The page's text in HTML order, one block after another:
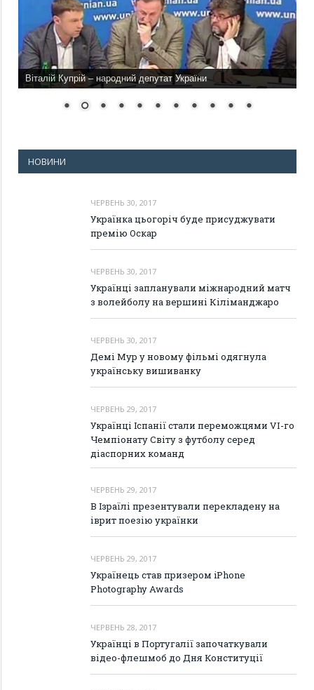
Віталій Купрій – народний депутат України
НОВИНИ
ЧЕРВЕНЬ 30, 2017
Українка цьогоріч буде присуджувати
премію Оскар
ЧЕРВЕНЬ 30, 2017
Українці запланували міжнародний матч
з волейболу на вершині Кіліманджаро
ЧЕРВЕНЬ 30, 2017
Демі Мур у новому фільмі одягнула
українську вишиванку
ЧЕРВЕНЬ 29, 2017
Українці Іспанії стали переможцями VI-го
Чемпіонату Світу з футболу серед
діаспорних команд
ЧЕРВЕНЬ 29, 2017
В Ізраїлі презентували перекладену на
іврит поезію українки
ЧЕРВЕНЬ 29, 2017
Українець став призером iPhone
Photography Awards
ЧЕРВЕНЬ 28, 2017
Українці в Португалії започаткували
відео-флешмоб до Дня Конституції